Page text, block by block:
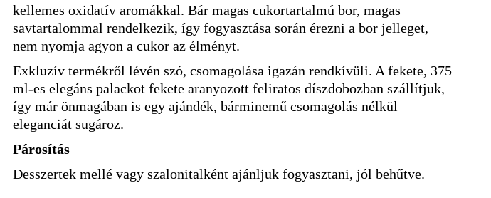
kellemes oxidatív aromákkal. Bár magas cukortartalmú bor, magas
savtartalommal rendelkezik, így fogyasztása során érezni a bor jelleget,
nem nyomja agyon a cukor az élményt.
Exkluzív termékről lévén szó, csomagolása igazán rendkívüli. A fekete, 375
ml-es elegáns palackot fekete aranyozott feliratos díszdobozban szállítjuk,
így már önmagában is egy ajándék, bárminemű csomagolás nélkül
eleganciát sugároz.
Párosítás
Desszertek mellé vagy szalonitalként ajánljuk fogyasztani, jól behűtve.